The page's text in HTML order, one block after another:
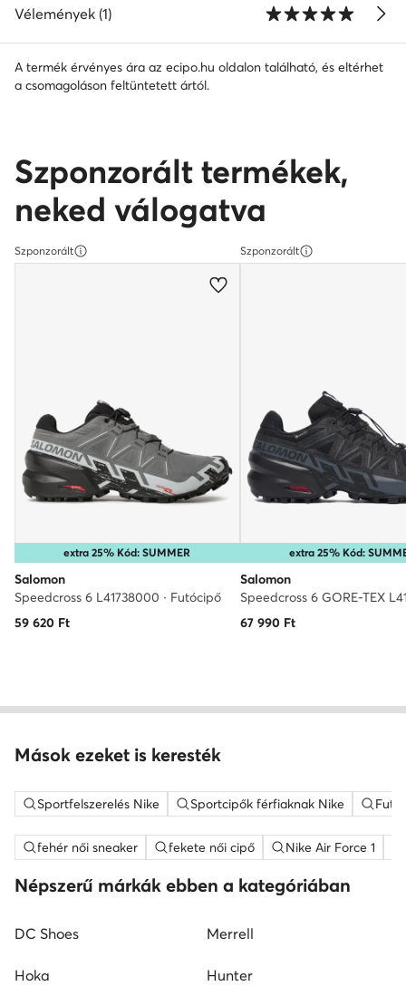
Vélemények (1)
A termék érvényes ára az ecipo.hu oldalon található, és eltérhet
a csomagoláson feltüntetett ártól.
Szponzorált termékek,
neked válogatva
Szponzorált
extra 25% Kód: SUMMER
Salomon
Speedcross 6 L41738000 · Futócipő
59 620 Ft
Szponzorált
extra 25% Kód:
Salomon
67 990Ft
Mások ezeket is keresték
Sportfelszerelés Nike Sportcipők férfiaknak Nike Futó
fehér női sneaker fekete női cipő Nike Air Force 1
Népszerű márkák ebben a kategóriában
DC Shoes Merrell
Hoka Hunter